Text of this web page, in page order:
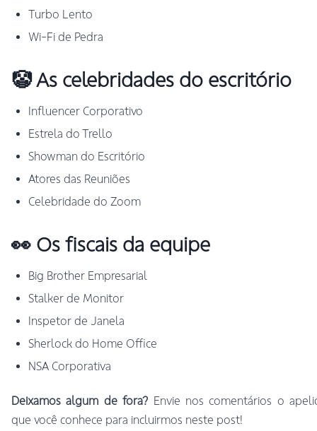
Turbo Lento
Wi-Fi de Pedra
🤡 As celebridades do escritório
Influencer Corporativo
Estrela do Trello
Showman do Escritório
Atores das Reuniões
Celebridade do Zoom
👀 Os fiscais da equipe
Big Brother Empresarial
Stalker de Monitor
Inspetor de Janela
Sherlock do Home Office
NSA Corporativa
Deixamos algum de fora? Envie nos comentários o
que você conhece para incluirmos neste post!